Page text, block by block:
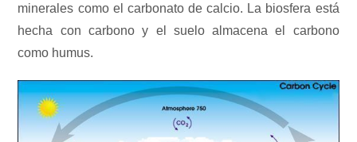
minerales como el carbonato de calcio. La biosfera está
hecha con carbono y el suelo almacena el carbono
como humus.